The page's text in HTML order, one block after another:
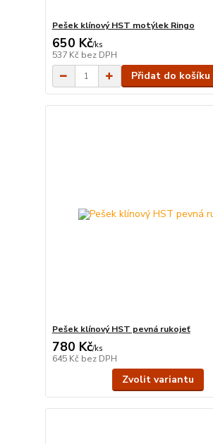
Pešek klínový HST motýlek Ringo
650 Kč/ks
537 Kč bez DPH
Přidat do košíku
Pešek klínový HST pevná rukojeť
780 Kč/ks
645 Kč bez DPH
Zvolit variantu